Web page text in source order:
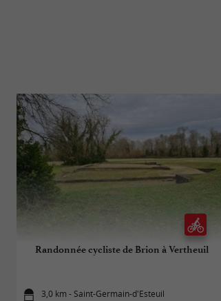
Randonnée cycliste de Brion à Vertheuil
3,0 km - Saint-Germain-d'Esteuil